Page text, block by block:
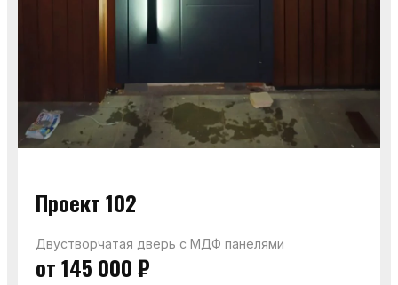
Проект 102
Двустворчатая дверь с МДФ панелями
от 145 000 ₽